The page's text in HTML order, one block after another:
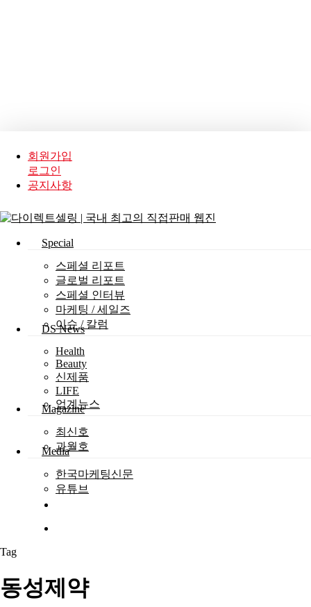
회원가입
로그인
공지사항
search
Menu
Special
스페셜 리포트
글로벌 리포트
스페셜 인터뷰
마케팅 / 세일즈
이슈 / 칼럼
DS News
Health
Beauty
신제품
LIFE
업계뉴스
Magazine
최신호
과월호
Media
한국마케팅신문
유튜브
Tag
동성제약